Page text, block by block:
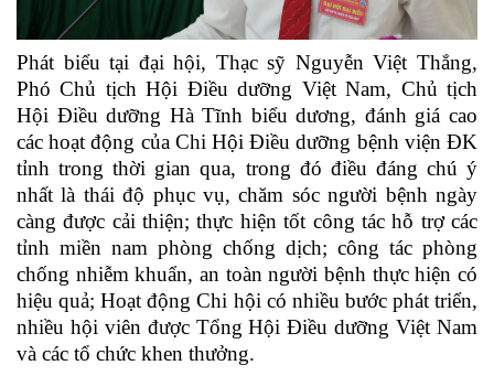
Phát biểu tại đại hội, Thạc sỹ Nguyễn Việt Thắng,
Phó Chủ tịch Hội Điều dưỡng Việt Nam, Chủ tịch
Hội Điều dưỡng Hà Tĩnh biểu dương, đánh giá cao
các hoạt động của Chi Hội Điều dưỡng bệnh viện ĐK
tỉnh trong thời gian qua, trong đó điều đáng chú ý
nhất là thái độ phục vụ, chăm sóc người bệnh ngày
càng được cải thiện; thực hiện tốt công tác hỗ trợ các
tỉnh miền nam phòng chống dịch; công tác phòng
chống nhiễm khuẩn, an toàn người bệnh thực hiện có
hiệu quả; Hoạt động Chi hội có nhiều bước phát triển,
nhiều hội viên được Tổng Hội Điều dưỡng Việt Nam
và các tổ chức khen thưởng.